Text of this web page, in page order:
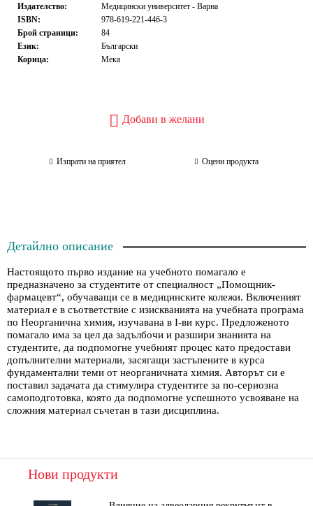
Издателство:
Медицински университет - Варна
ISBN:
978-619-221-446-3
Брой страници:
84
Език:
Български
Корица:
Мека
Добави в желани
Изпрати на приятел Оцени продукта
Детайлно описание
Настоящото първо издание на учебното помагало е
предназначено за студентите от специалност „Помощник-
фармацевт“, обучаващи се в медицинските колежи. Включеният
материал е в съответствие с изискванията на учебната програма
по Неорганична химия, изучавана в I-ви курс. Предложеното
помагало има за цел да задълбочи и разшири знанията на
студентите, да подпомогне учебният процес като предостави
допълнителни материали, засягащи застъпените в курса
фундаментални теми от неорганичната химия. Авторът си е
поставил задачата да стимулира студентите за по-сериозна
самоподготовка, която да подпомогне успешното усвояване на
сложния материал съчетан в тази дисциплина.
Нови продукти